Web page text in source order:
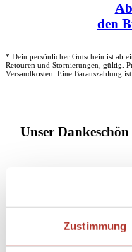
Zustimmung
den
* Dein persönlicher Gutschein ist ab
Retouren und Stornierungen, gültig.
Versandkosten. Eine Barauszahlung
Unser